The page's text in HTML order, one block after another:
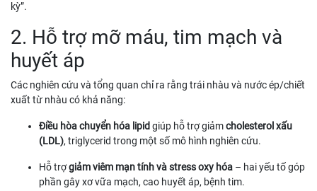
kỳ”.
2. Hỗ trợ mỡ máu, tim mạch và
huyết áp
Các nghiên cứu và tổng quan chỉ ra rằng trái nhàu và nước ép/chiết
xuất từ nhàu có khả năng:
Điều hòa chuyển hóa lipid giúp hỗ trợ giảmcholesterol xấu
(LDL), triglycerid trong một số mô hình nghiên cứu.
Hỗ trợgiảm viêm mạn tính và stress oxy hóa – hai yếu tố góp
phần gây xơ vữa mạch, cao huyết áp, bệnh tim.